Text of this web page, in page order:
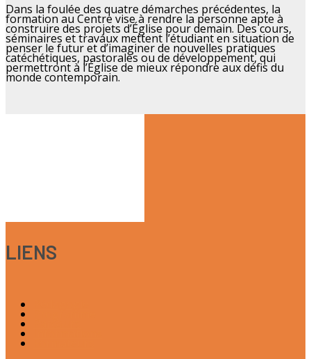
Dans la foulée des quatre démarches précédentes, la
formation au Centre vise à rendre la personne apte à
construire des projets d’Église pour demain. Des cours,
séminaires et travaux mettent l’étudiant en situation de
penser le futur et d’imaginer de nouvelles pratiques
catéchétiques, pastorales ou de développement, qui
permettront à l’Église de mieux répondre aux défis du
monde contemporain.
LIENS